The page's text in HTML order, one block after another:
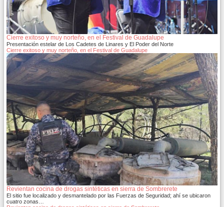
Cierre exitoso y muy norteño, en el Festival de Guadalupe
Presentación estelar de Los Cadetes de Linares y El Poder del Norte
Cierre exitoso y muy norteño, en el Festival de Guadalupe
Revientan cocina de drogas sintéticas en sierra de Sombrerete
El sitio fue localizado y desmantelado por las Fuerzas de Seguridad; ahí se ubicaron
cuatro zonas…